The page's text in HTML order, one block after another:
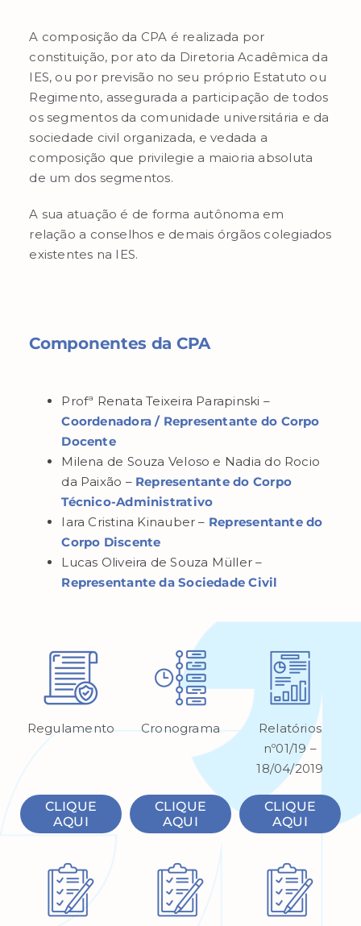
A composição da CPA é realizada por
constituição, por ato da Diretoria Acadêmica da
IES, ou por previsão no seu próprio Estatuto ou
Regimento, assegurada a participação de todos
os segmentos da comunidade universitária e da
sociedade civil organizada, e vedada a
composição que privilegie a maioria absoluta
de um dos segmentos.
A sua atuação é de forma autônoma em
relação a conselhos e demais órgãos colegiados
existentes na IES.
Componentes da CPA
Profª Renata Teixeira Parapinski –
Coordenadora / Representante do Corpo
Docente
Milena de Souza Veloso e Nadia do Rocio
da Paixão – Representante do Corpo
Técnico-Administrativo
Iara Cristina Kinauber – Representante do
Corpo Discente
Lucas Oliveira de Souza Müller –
Representante da Sociedade Civil
Regulamento
CLIQUE
AQUI
Cronograma
CLIQUE
AQUI
Relatórios
nº01/19 –
18/04/2019
CLIQUE
AQUI